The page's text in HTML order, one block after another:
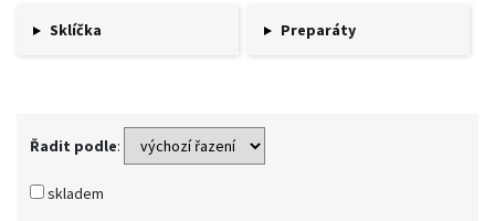
Sklíčka Preparáty
Řadit podle:
skladem